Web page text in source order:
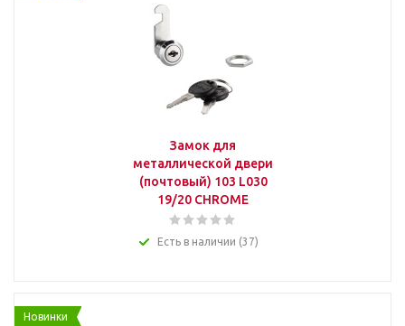
Замок для
металлической двери
(почтовый) 103 L030
19/20 CHROME
Есть в наличии (37)
Новинки